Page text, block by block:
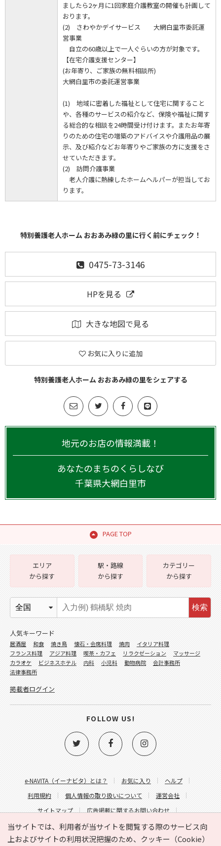
ましたら2ヶ月に1回家庭介護教室の開催も計画して
おります。
(2) さわやかデイサービス 大網白里市委託運
営事業
自立の60歳以上で一人ぐらいの方が対象です。
【在宅介護支援センター】
(お年寄り、ご家族の無料相談所)
大網白里市の委託運営事業
(1) 地域に密着した福祉として住宅に関すること
や、各種のサービスの紹介など、保険や福祉に関す
る総合的な相談を24時間受け付けます。またお年寄
りのための住宅の増築のアドバイスや介護用品の展
示、及び紹介などお年寄りやご家族の方に支援をさ
せていただきます。
(2) 訪問介護事業
老人介護に熱練したホームヘルパーが担当してお
ります。
特別養護老人ホーム おおあみ緑の里に行く前にチェック！
0475-73-3146
HPを見る
大きな地図で見る
お気に入りに追加
特別養護老人ホーム おおあみ緑の里をシェアする
地元のお店の情報満載！
あなたのまちのくらしなび
千葉県大網白里市
PAGE TOP
当サイトでは、利用者が当サイトを閲覧する際のサービス向
上およびサイトの利用状況把握のため、クッキー（Cookie）
e-NAVITA（イーナビタ）とは？ お気に入り
ヘルプ
利用規約
個人情報の取り扱いについて
運営会社
サイトマップ
広告掲載に関するお問い合わせ
サイトの内容に関するお問い合わせ
エリア
から探す
駅・路線
から探す
カテゴリー
から探す
検索
人気キーワード
居酒屋 和食 焼き鳥 懐石・会席料理 焼肉
イタリア料理
フランス料理
アジア料理 喫茶・カフェ リラクゼーション
マッサージ
カラオケ
ビジネスホテル 内科 小児科 動物病院
会計事務所
法律事務所
掲載者ログイン
FOLLOW US!